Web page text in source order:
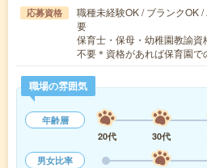
応募資格
職種未経験OK / ブランクOK
要
保育士・保母・幼稚園教諭
不要＊資格があれば保育園
職場の雰囲気
年齢層
20代
30代
男女比率